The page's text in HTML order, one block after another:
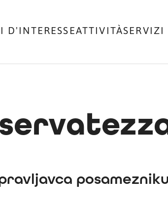
D'INTERESSEATTIVITÀSERVIZI